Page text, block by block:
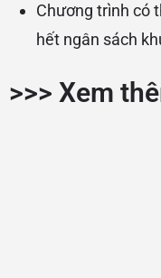
Chương trình có
hết ngân sách
>>> Xem